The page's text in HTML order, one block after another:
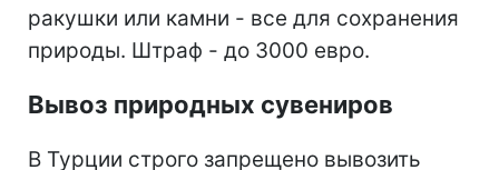
ракушки или камни - все для сохранения
природы. Штраф - до 3000 евро.
Вывоз природных сувениров
В Турции строго запрещено вывозить